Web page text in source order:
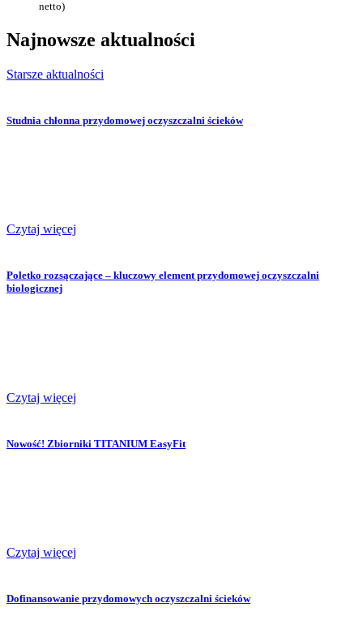
netto)
Najnowsze aktualności
Starsze aktualności
Studnia chłonna przydomowej oczyszczalni ścieków
Czytaj więcej
Poletko rozsączające – kluczowy element przydomowej oczyszczalni
biologicznej
Czytaj więcej
Nowość! Zbiorniki TITANIUM EasyFit
Czytaj więcej
Dofinansowanie przydomowych oczyszczalni ścieków